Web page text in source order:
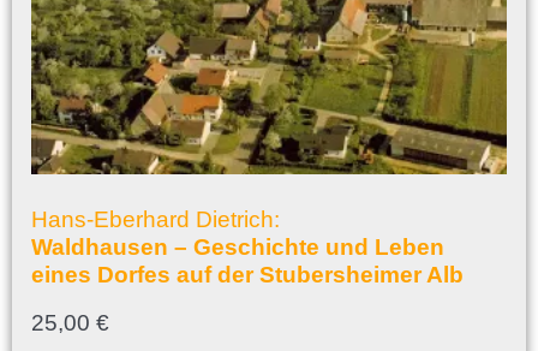
Hans-Eberhard Dietrich:
Waldhausen – Geschichte und Leben
eines Dorfes auf der Stubersheimer Alb
25,00 €